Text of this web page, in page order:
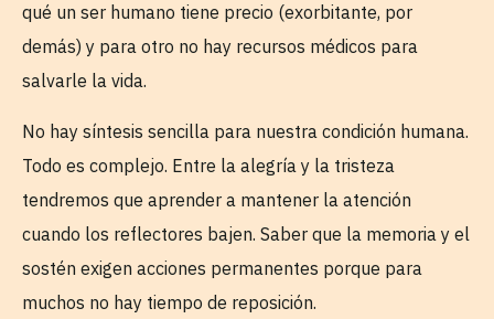
qué un ser humano tiene precio (exorbitante, por
demás) y para otro no hay recursos médicos para
salvarle la vida.
No hay síntesis sencilla para nuestra condición humana.
Todo es complejo. Entre la alegría y la tristeza
tendremos que aprender a mantener la atención
cuando los reflectores bajen. Saber que la memoria y el
sostén exigen acciones permanentes porque para
muchos no hay tiempo de reposición.